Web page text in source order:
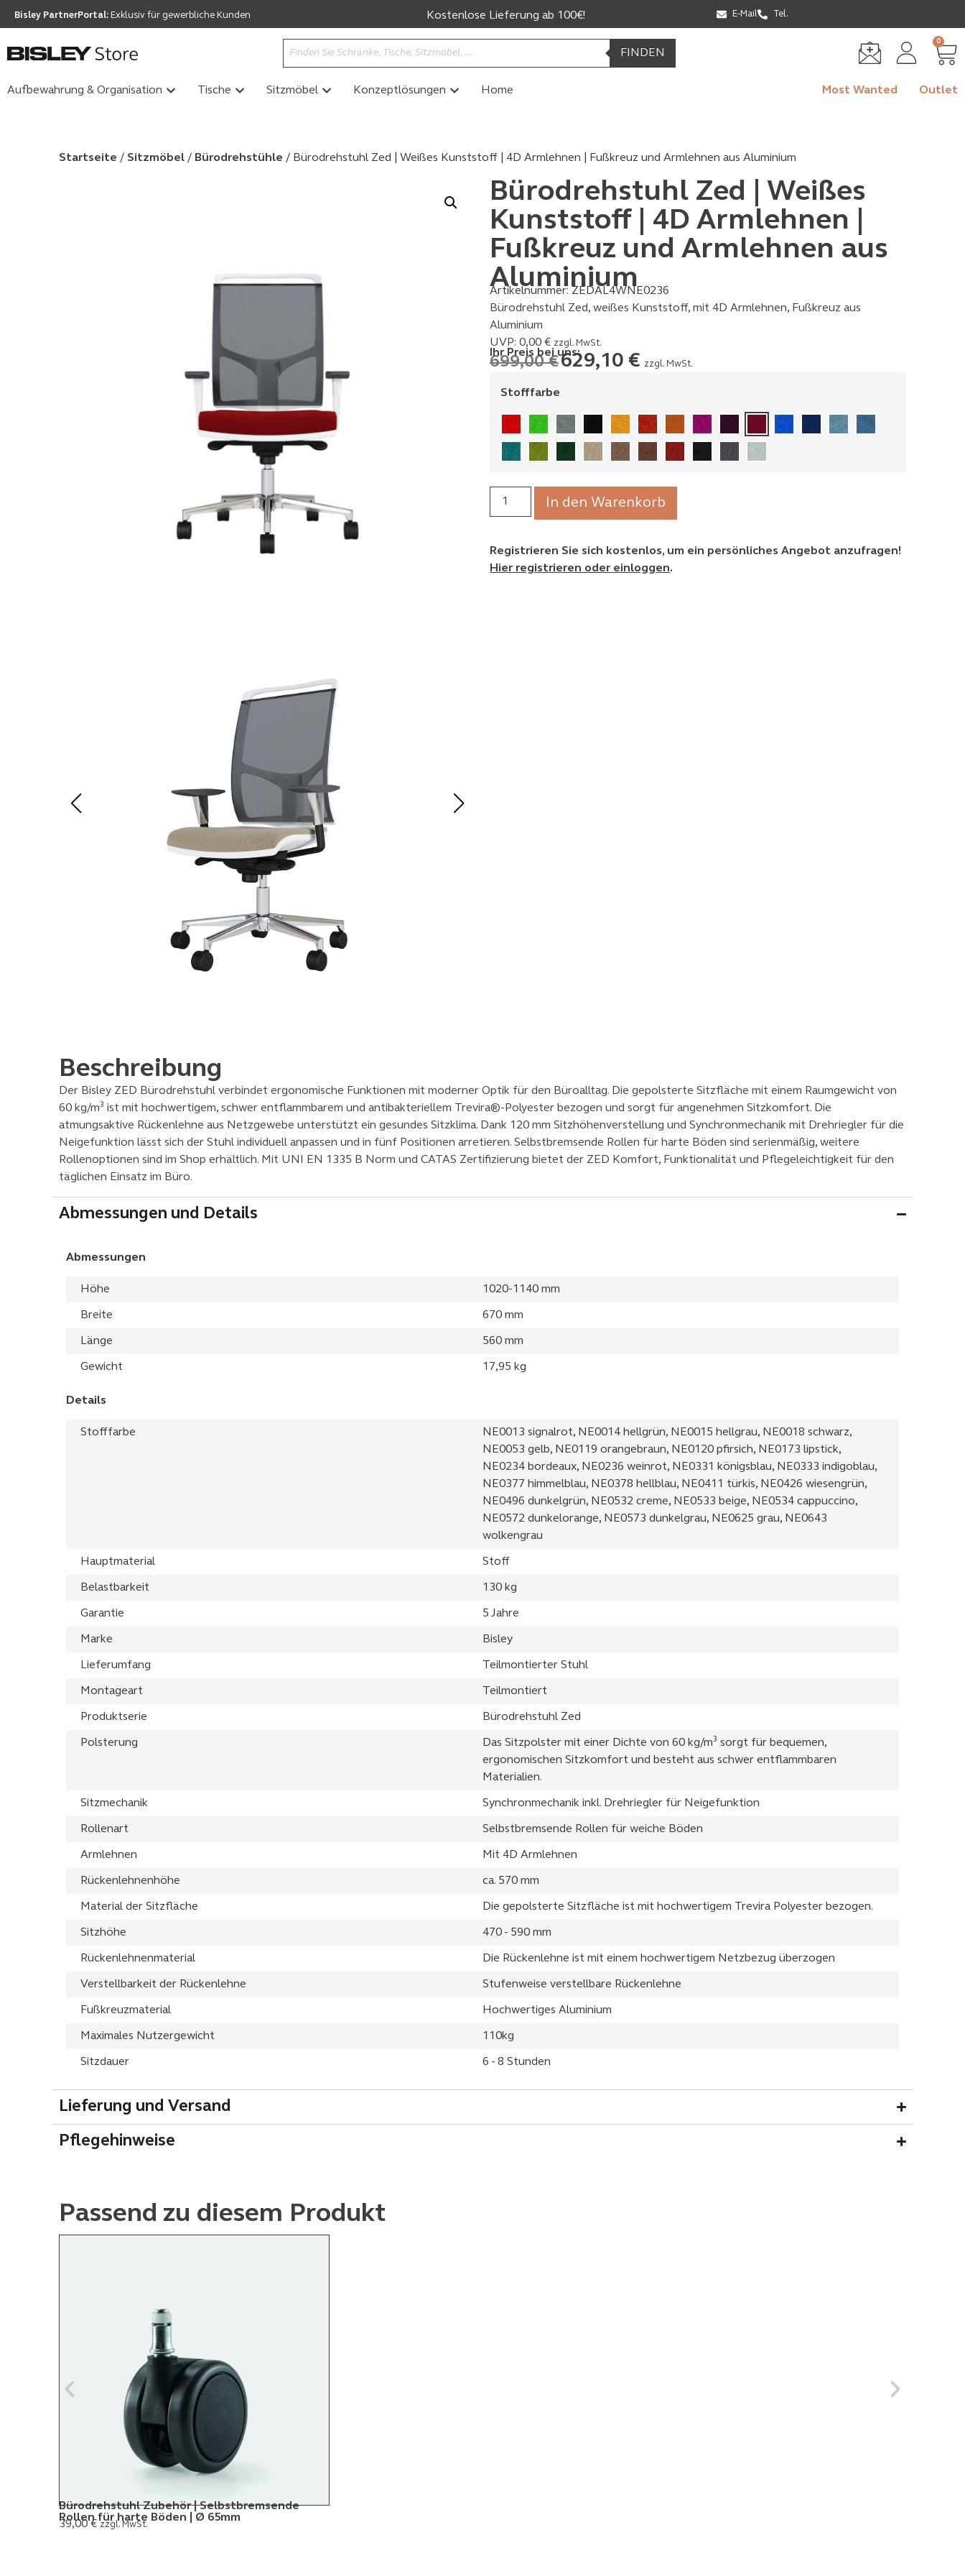
Bisley PartnerPortal: Exklusiv für gewerbliche Kunden Kostenlose Lieferung ab 100€! E-Mail Tel.
FINDEN
0
Aufbewahrung & Organisation Tische Sitzmöbel Konzeptlösungen Home Most Wanted Outlet
Startseite / Sitzmöbel / Bürodrehstühle / Bürodrehstuhl Zed | Weißes Kunststoff | 4D Armlehnen | Fußkreuz und Armlehnen aus Aluminium
Bürodrehstuhl Zed | Weißes
Kunststoff | 4D Armlehnen |
Fußkreuz und Armlehnen aus
Aluminium
Artikelnummer: ZEDAL4WNE0236
Bürodrehstuhl Zed, weißes Kunststoff, mit 4D Armlehnen, Fußkreuz aus
Aluminium
UVP: 0,00 € zzgl. MwSt.
Ihr Preis bei uns:
699,00€629,10 € zzgl. MwSt.
Stofffarbe
In den Warenkorb
Registrieren Sie sich kostenlos, um ein persönliches Angebot anzufragen!
Hier registrieren oder einloggen.
Beschreibung
Der Bisley ZED Bürodrehstuhl verbindet ergonomische Funktionen mit moderner Optik für den Büroalltag. Die gepolsterte Sitzfläche mit einem Raumgewicht von
60 kg/m³ ist mit hochwertigem, schwer entflammbarem und antibakteriellem Trevira®-Polyester bezogen und sorgt für angenehmen Sitzkomfort. Die
atmungsaktive Rückenlehne aus Netzgewebe unterstützt ein gesundes Sitzklima. Dank 120 mm Sitzhöhenverstellung und Synchronmechanik mit Drehriegler für die
Neigefunktion lässt sich der Stuhl individuell anpassen und in fünf Positionen arretieren. Selbstbremsende Rollen für harte Böden sind serienmäßig, weitere
Rollenoptionen sind im Shop erhältlich. Mit UNI EN 1335 B Norm und CATAS Zertifizierung bietet der ZED Komfort, Funktionalität und Pflegeleichtigkeit für den
täglichen Einsatz im Büro.
Abmessungen und Details
Abmessungen
Höhe 1020-1140 mm
Breite 670 mm
Länge 560 mm
Gewicht 17,95 kg
Details
Stofffarbe
NE0013 signalrot, NE0014 hellgrün, NE0015 hellgrau, NE0018 schwarz,
NE0053 gelb, NE0119 orangebraun, NE0120 pfirsich, NE0173 lipstick,
NE0234 bordeaux, NE0236 weinrot, NE0331 königsblau, NE0333 indigoblau,
NE0377 himmelblau, NE0378 hellblau, NE0411 türkis, NE0426 wiesengrün,
NE0496 dunkelgrün, NE0532 creme, NE0533 beige, NE0534 cappuccino,
NE0572 dunkelorange, NE0573 dunkelgrau, NE0625 grau, NE0643
wolkengrau
Hauptmaterial Stoff
Belastbarkeit 130 kg
Garantie 5 Jahre
Marke Bisley
Lieferumfang Teilmontierter Stuhl
Montageart Teilmontiert
Produktserie Bürodrehstuhl Zed
Polsterung
Das Sitzpolster mit einer Dichte von 60 kg/m³ sorgt für bequemen,
ergonomischen Sitzkomfort und besteht aus schwer entflammbaren
Materialien.
Sitzmechanik Synchronmechanik inkl. Drehriegler für Neigefunktion
Rollenart Selbstbremsende Rollen für weiche Böden
Armlehnen Mit 4D Armlehnen
Rückenlehnenhöhe ca. 570 mm
Material der Sitzfläche Die gepolsterte Sitzfläche ist mit hochwertigem Trevira Polyester bezogen.
Sitzhöhe 470 - 590 mm
Rückenlehnenmaterial Die Rückenlehne ist mit einem hochwertigem Netzbezug überzogen
Verstellbarkeit der Rückenlehne Stufenweise verstellbare Rückenlehne
Fußkreuzmaterial Hochwertiges Aluminium
Maximales Nutzergewicht 110kg
Sitzdauer 6 - 8 Stunden
Lieferung und Versand
Pflegehinweise
Passend zu diesem Produkt
Bürodrehstuhl Zubehör | Selbstbremsende
Rollen für harte Böden | Ø 65mm
39,00€ zzgl. MwSt.